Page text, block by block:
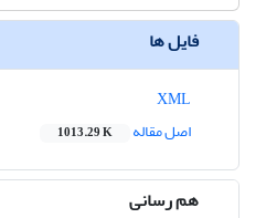
فایل ها
اصل مقاله
1013.29 K
هم رسانی